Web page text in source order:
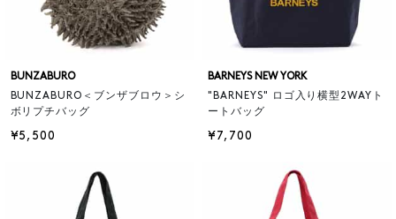
BUNZABURO
BUNZABURO＜ブンザブロウ＞シ
ボリプチバッグ
¥5,500
BARNEYS NEW YORK
"BARNEYS" ロゴ入り横型2WAYト
ートバッグ
¥7,700